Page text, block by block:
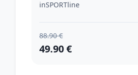
inSPORTline
88.90 €
49.90 €